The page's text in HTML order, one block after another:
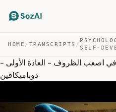
HOME / TRANSCRIPTS /
SELF-
اصعب الظروف - العادة الأولى -
دوباميكافين